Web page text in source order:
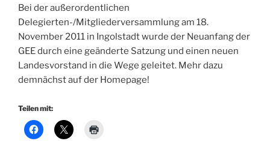
Bei der außerordentlichen
Delegierten-/Mitgliederversammlung am 18.
November 2011 in Ingolstadt wurde der Neuanfang der
GEE durch eine geänderte Satzung und einen neuen
Landesvorstand in die Wege geleitet. Mehr dazu
demnächst auf der Homepage!
Teilen mit: